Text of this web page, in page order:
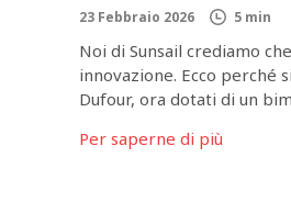
23 Febbraio 2026 5 min
Noi di Sunsail crediamo
innovazione. Ecco perché
Dufour, ora dotati di un
Per saperne di più